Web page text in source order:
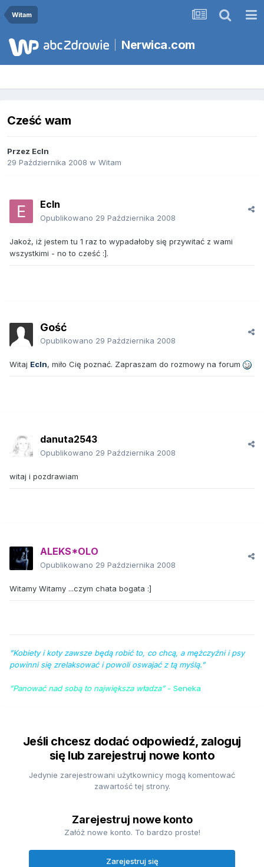
Witam
Nerwica.com
Cześć wam
Przez Ecln
29 Października 2008 w Witam
Ecln
Opublikowano 29 Października 2008
Jakoż, iż jestem tu 1 raz to wypadałoby się przywitać z wami
wszystkimi - no to cześć :].
Gość
Opublikowano 29 Października 2008
Witaj Ecln, miło Cię poznać. Zapraszam do rozmowy na forum
danuta2543
Opublikowano 29 Października 2008
witaj i pozdrawiam
ALEKS*OLO
Opublikowano 29 Października 2008
Witamy Witamy ...czym chata bogata :]
"Kobiety i koty zawsze będą robić to, co chcą, a mężczyźni i psy
powinni się zrelaksować i powoli oswajać z tą myślą."
"Panować nad sobą to największa władza"- Seneka
Jeśli chcesz dodać odpowiedź, zaloguj
się lub zarejestruj nowe konto
Jedynie zarejestrowani użytkownicy mogą komentować
zawartość tej strony.
Zarejestruj nowe konto
Załóż nowe konto. To bardzo proste!
Zarejestruj się